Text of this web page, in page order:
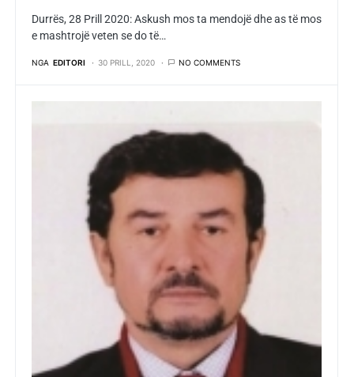
Durrës, 28 Prill 2020: Askush mos ta mendojë dhe as të mos
e mashtrojë veten se do të…
NGA EDITORI 30 PRILL, 2020 NO COMMENTS